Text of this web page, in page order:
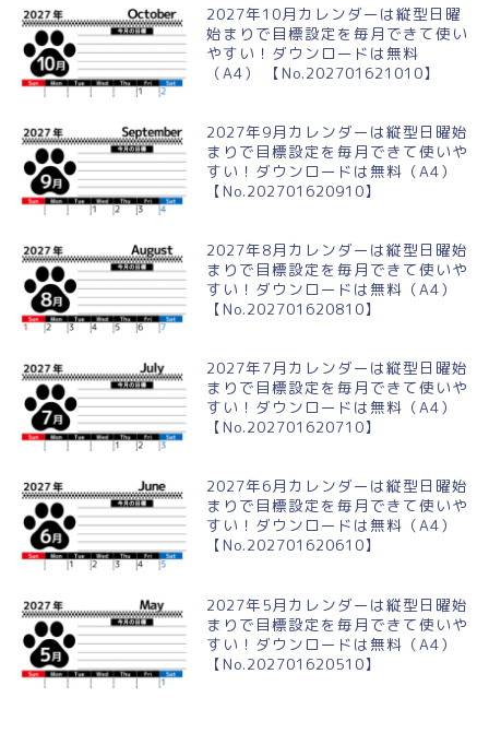
2027年10月カレンダーは縦型日曜
始まりで目標設定を毎月できて使い
やすい！ダウンロードは無料
（A4） 【No.202701621010】
2027年9月カレンダーは縦型日曜始
まりで目標設定を毎月できて使いや
すい！ダウンロードは無料（A4）
【No.202701620910】
2027年8月カレンダーは縦型日曜始
まりで目標設定を毎月できて使いや
すい！ダウンロードは無料（A4）
【No.202701620810】
2027年7月カレンダーは縦型日曜始
まりで目標設定を毎月できて使いや
すい！ダウンロードは無料（A4）
【No.202701620710】
2027年6月カレンダーは縦型日曜始
まりで目標設定を毎月できて使いや
すい！ダウンロードは無料（A4）
【No.202701620610】
2027年5月カレンダーは縦型日曜始
まりで目標設定を毎月できて使いや
すい！ダウンロードは無料（A4）
【No.202701620510】